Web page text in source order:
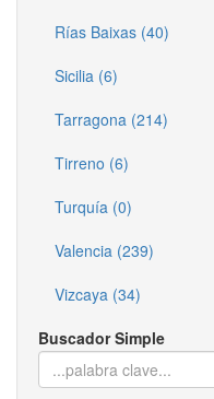
Rías Baixas (40)
Sicilia (6)
Tarragona (214)
Tirreno (6)
Turquía (0)
Valencia (239)
Vizcaya (34)
Buscador Simple